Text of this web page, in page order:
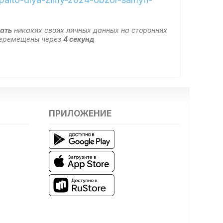
никаких своих личных данных на сторонних
через4секунд
ПРИЛОЖЕНИЕ